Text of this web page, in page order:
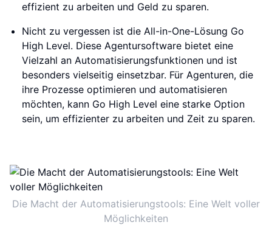
effizient zu arbeiten und Geld zu sparen.
Nicht zu vergessen ist die All-in-One-Lösung Go
High Level. Diese Agentursoftware bietet eine
Vielzahl an Automatisierungsfunktionen und ist
besonders vielseitig einsetzbar. Für Agenturen, die
ihre Prozesse optimieren und automatisieren
möchten, kann Go High Level eine starke Option
sein, um effizienter zu arbeiten und Zeit zu sparen.
Die Macht der Automatisierungstools: Eine Welt voller
Möglichkeiten